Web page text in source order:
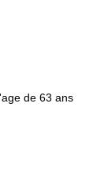
de 63 ans